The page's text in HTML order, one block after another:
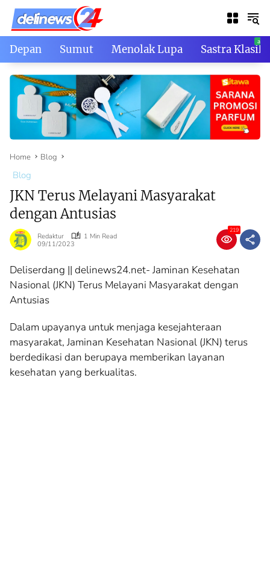
Skip
content
Depan Sumut Menolak Lupa Sastra Klasik
Home Blog
Blog
JKN Terus Melayani Masyarakat
dengan Antusias
Redaktur
1 Min Read
09/11/2023
219
Deliserdang || delinews24.net- Jaminan Kesehatan
Nasional (JKN) Terus Melayani Masyarakat dengan
Antusias
Dalam upayanya untuk menjaga kesejahteraan
masyarakat, Jaminan Kesehatan Nasional (JKN) terus
berdedikasi dan berupaya memberikan layanan
kesehatan yang berkualitas.